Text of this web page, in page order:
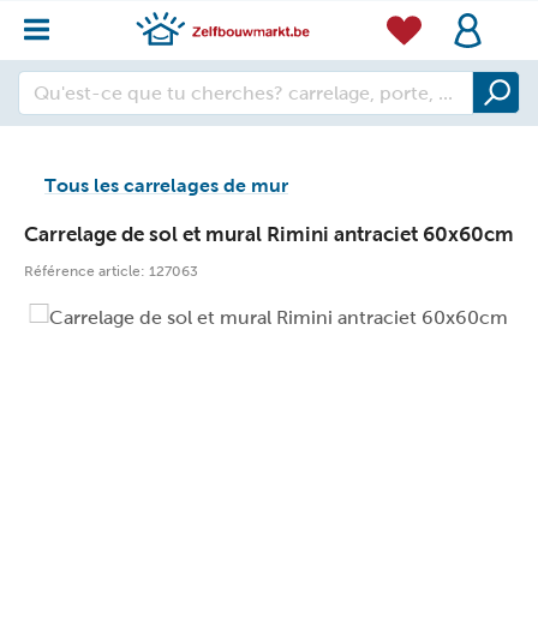
Tous les carrelages de mur
Carrelage de sol et mural Rimini antraciet 60x60cm
Référence article: 127063